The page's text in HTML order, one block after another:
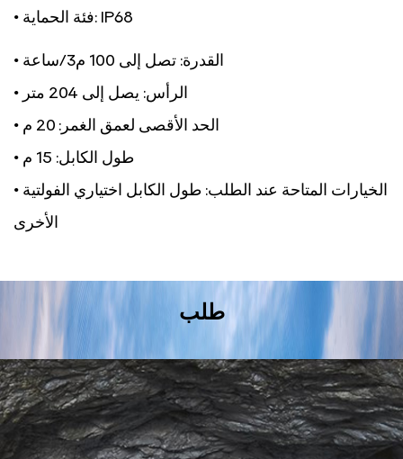
• فئة الحماية: IP68
• القدرة: تصل إلى 100 م3/ساعة
• الرأس: يصل إلى 204 متر
• الحد الأقصى لعمق الغمر: 20 م
• طول الكابل: 15 م
• الخيارات المتاحة عند الطلب: طول الكابل اختياري الفولتية
الأخرى
طلب